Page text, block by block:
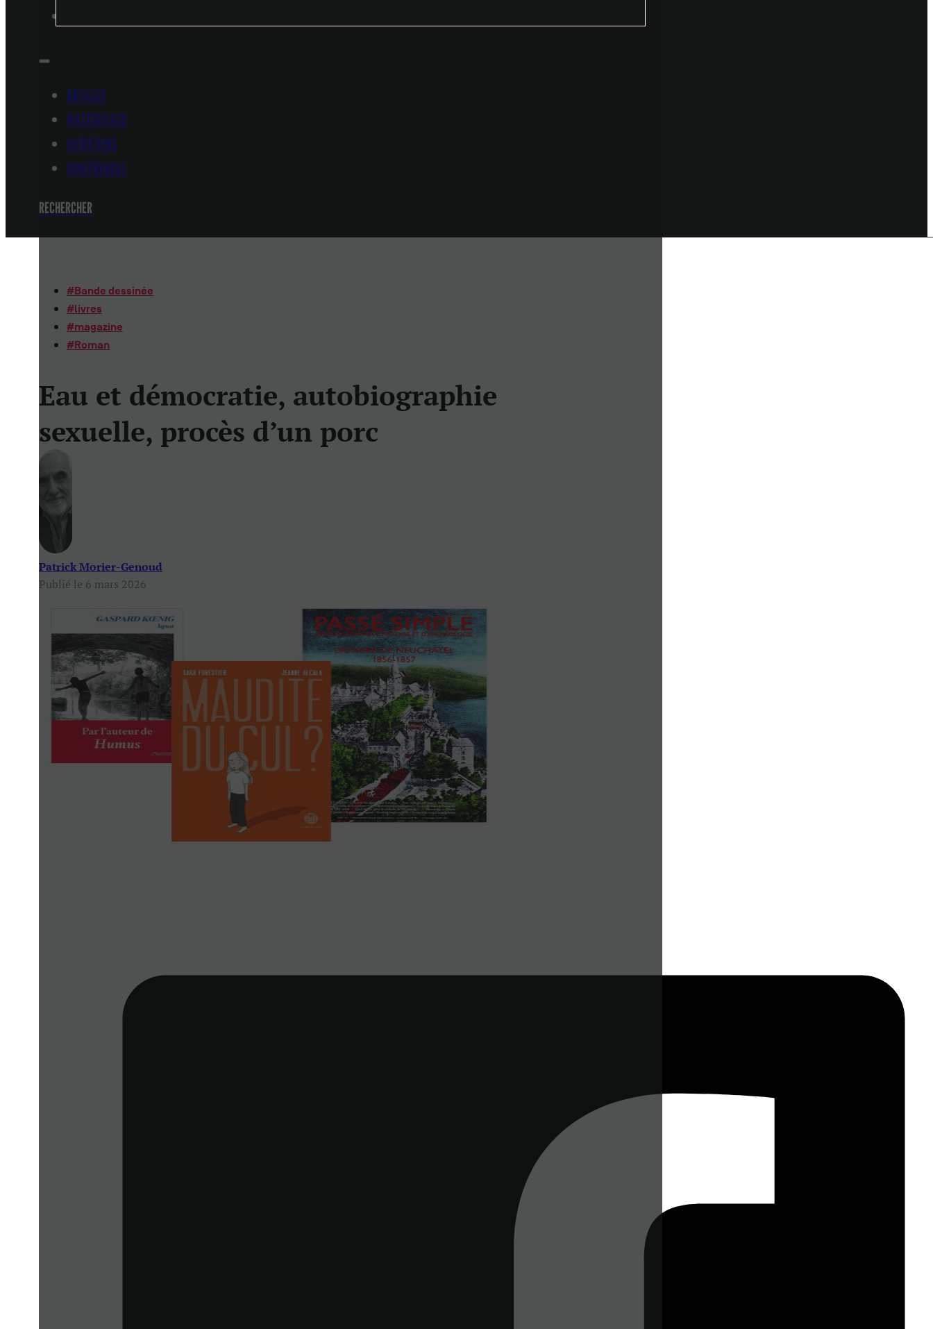
ARTICLES
MASTERCLASS
ENTRETIENS
CONFÉRENCES
RECHERCHER
#Bande dessinée
#livres
#magazine
#Roman
Eau et démocratie, autobiographie
sexuelle, procès d’un porc
Patrick Morier-Genoud
Publié le 6 mars 2026